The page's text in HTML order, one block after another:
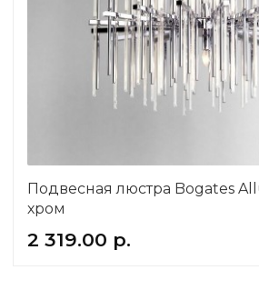
Подвесная люстра Bogates
хром
2 319.00 р.